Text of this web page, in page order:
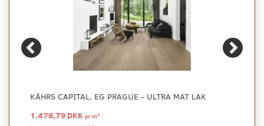
KÄHRS CAPITAL, EG PRAGUE - ULTRA MAT LAK
1.478,79 DKK prm2